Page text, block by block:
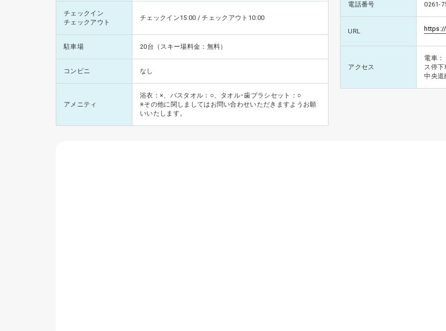
チェックイン
チェックアウト
チェックイン15:00 / チェックアウト10:00
駐車場 20台（スキー場料金：無料）
コンビニ なし
アメニティ
浴衣：×、バスタオル：○、タオル･歯ブラシセット：○
※その他に関しましてはお問い合わせいただきますようお願
いいたします。
電話番号 0261-
URL
アクセス
電車
ス停
中央道